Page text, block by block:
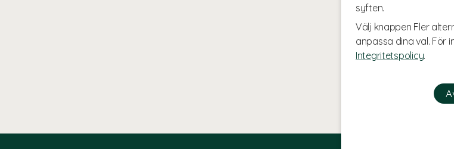
syften.
Välj knappen Fler
anpassa dina val. För
Integritetspolicy.